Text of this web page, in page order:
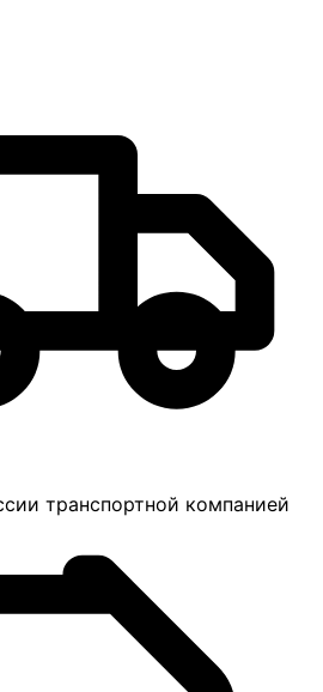
транспортной компанией